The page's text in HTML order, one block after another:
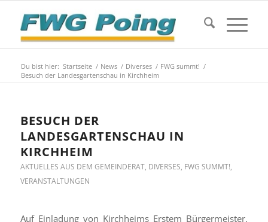
Du bist hier: Startseite / News / Diverses / FWG summt! /
Besuch der Landesgartenschau in Kirchheim
BESUCH DER
LANDESGARTENSCHAU IN
KIRCHHEIM
AKTUELLES AUS DEM GEMEINDERAT, DIVERSES, FWG SUMMT!,
VERANSTALTUNGEN
Auf Einladung von Kirchheims Erstem Bürgermeister,